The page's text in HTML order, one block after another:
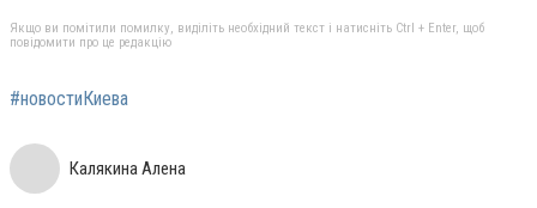
Якщо ви помітили помилку, виділіть необхідний текст і натисніть Ctrl + Enter, щоб
повідомити про це редакцію
#новостиКиева
Калякина Алена